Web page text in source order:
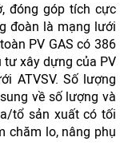
đóng góp tích cực
đoàn là mạng lưới
PV GAS có 386
tư xây dựng của PV
ATVSV. Số lượng
về số lượng và
tổ sản xuất có tối
chăm lo, nâng phụ